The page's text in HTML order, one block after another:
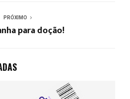
PRÓXIMO
para doção!